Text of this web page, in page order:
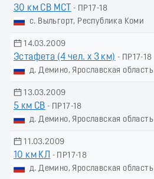
30 км СВ МСТ
- ПР17-18
с. Выльгорт, Республика Коми
14.03.2009
Эстафета (4 чел. х 3 км) - ПР17-18
д. Демино, Ярославская область
13.03.2009
5 км СВ - ПР17-18
д. Демино, Ярославская область
11.03.2009
10 км КЛ
- ПР17-18
д. Демино, Ярославская область